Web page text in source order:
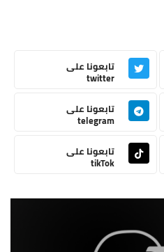
تابعونا على
twitter
تابعونا على
telegram
تابعونا على
tikTok